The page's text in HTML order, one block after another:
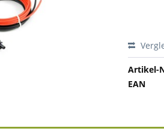
Artikel-
EAN